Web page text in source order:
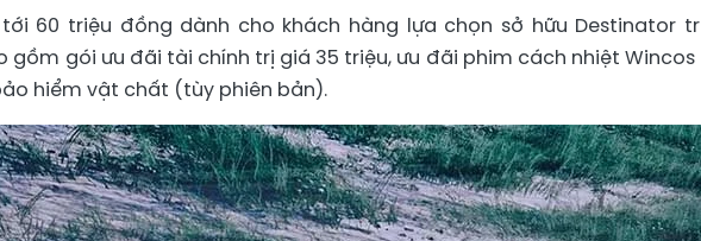
60 triệu đồng dành cho khách hàng lựa chọn sở hữu Destinator
gồm gói ưu đãi tài chính trị giá 35 triệu, ưu đãi phim cách nhiệt
hiểm vật chất (tùy phiên bản).